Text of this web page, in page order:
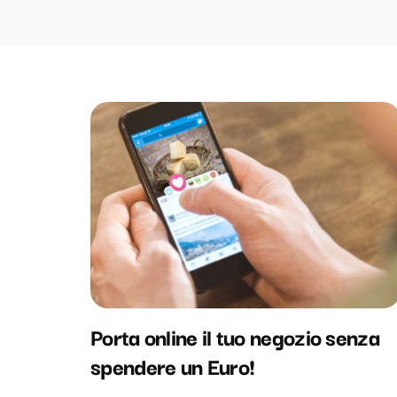
Porta online il tuo negozio senza
spendere un Euro!